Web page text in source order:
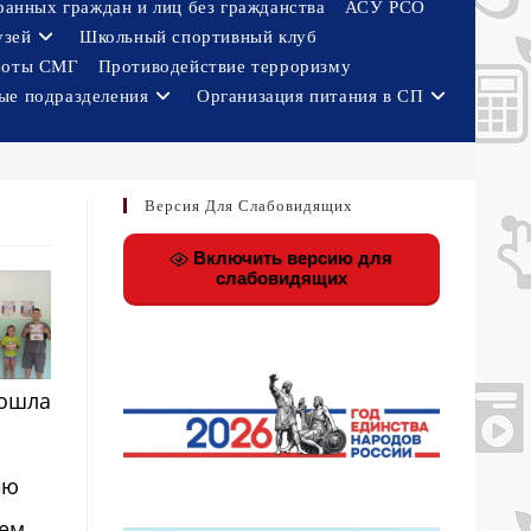
граждан и лиц без гражданства
АСУ РСО
Школьный спортивный клуб
СМГ
Противодействие терроризму
подразделения
Организация питания в СП
Версия Для Слабовидящих
Включить версию для
слабовидящих